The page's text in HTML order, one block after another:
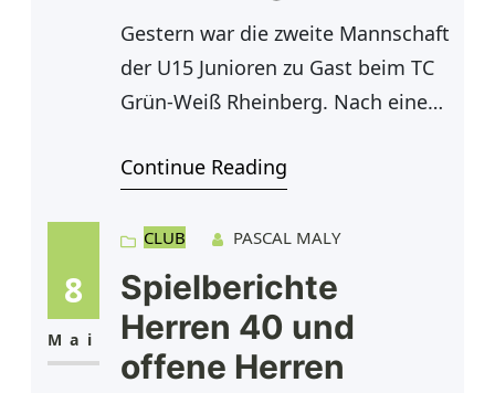
Gestern war die zweite Mannschaft
der U15 Junioren zu Gast beim TC
Grün-Weiß Rheinberg. Nach einem
konnten wir mit einem 3.:3
fahren. An 1 konnte Phil den
ersten hart umkämpften Satz mit
7:5 für sich entscheiden.
Verletzungsbedingt hat der Gegner
bei einem Stand vom 3:0 für Phil
Continue Reading
8
Mai
CLUB PASCAL MALY
Spielberichte
Herren 40 und
offene Herren